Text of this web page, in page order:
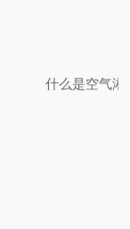
什么是空气淋